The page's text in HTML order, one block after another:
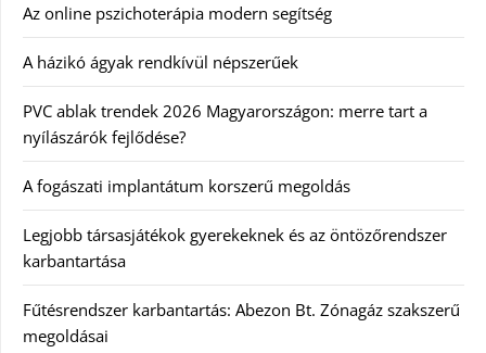
Az online pszichoterápia modern segítség
A házikó ágyak rendkívül népszerűek
PVC ablak trendek 2026 Magyarországon: merre tart a
nyílászárók fejlődése?
A fogászati implantátum korszerű megoldás
Legjobb társasjátékok gyerekeknek és az öntözőrendszer
karbantartása
Fűtésrendszer karbantartás: Abezon Bt. Zónagáz szakszerű
megoldásai